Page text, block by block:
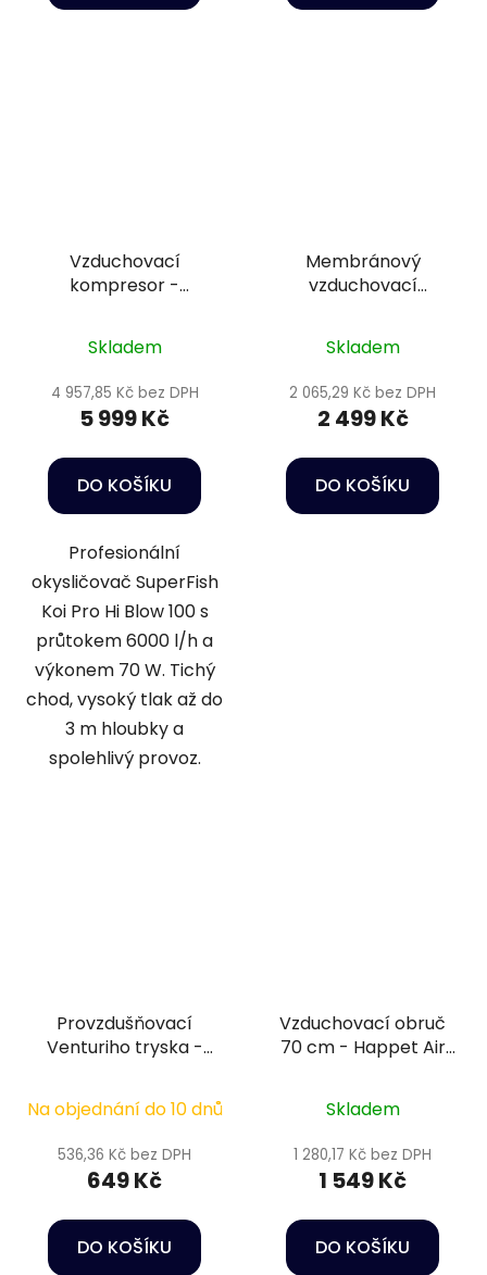
Vzduchovací
kompresor -
Skladem
4 957,85 Kč bez DPH
5 999 Kč
DO KOŠÍKU
Profesionální
okysličovač SuperFish
Koi Pro Hi Blow 100 s
průtokem 6000 l/h a
výkonem 70 W. Tichý
chod, vysoký tlak až do
3 m hloubky a
spolehlivý provoz.
Membránový
vzduchovací
Skladem
2 065,29 Kč bez DPH
2 499 Kč
DO KOŠÍKU
Provzdušňovací
Venturiho tryska -
Duse 2000
Na objednání do 10 dnů
536,36 Kč bez DPH
649 Kč
DO KOŠÍKU
Vzduchovací obruč
70 cm - Happet Air
Skladem
1 280,17 Kč bez DPH
1 549 Kč
DO KOŠÍKU